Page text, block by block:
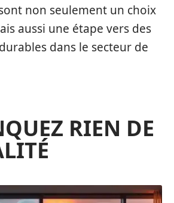
non seulement un choix
aussi une étape vers des
dans le secteur de
RIEN DE